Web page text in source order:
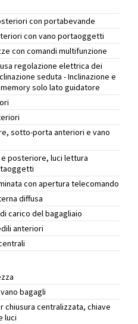
con portabevande
con vano portaoggetti
con comandi multifunzione
regolazione elettrica dei
seduta - Inclinazione e
solo lato guidatore
sotto-porta anteriori e vano
posteriore, luci lettura
con apertura telecomando
diffusa
carico del bagagliaio
anteriori
bagagli
chiusura centralizzata, chiave
luci